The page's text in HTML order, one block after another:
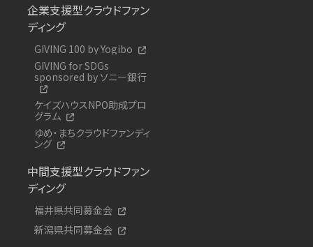
企業支援型クラウドファン
ディング
GIVING 100 by Yogibo
GIVING for SDGs
sponsored by ソニー銀行
ケイズハウスNPO助成プロ
グラム
ゆめ・まちクラウドファンディ
ング
中間支援型クラウドファン
ディング
福井県共同募金会
新潟県共同募金会